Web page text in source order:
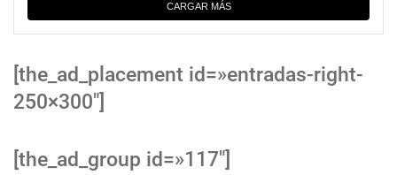
CARGAR MÁS
[the_ad_placement id=»entradas-right-
250×300″]
[the_ad_group id=»117″]